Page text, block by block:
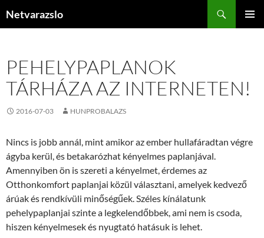
Netvarazslo
PEHELYPAPLANOK
TÁRHÁZA AZ INTERNETEN!
2016-07-03 HUNPROBALAZS
Nincs is jobb annál, mint amikor az ember hullafáradtan végre
ágyba kerül, és betakarózhat kényelmes paplanjával.
Amennyiben ön is szereti a kényelmet, érdemes az
Otthonkomfort paplanjai közül választani, amelyek kedvező
árúak és rendkívüli minőségűek. Széles kínálatunk
pehelypaplanjai szinte a legkelendőbbek, ami nem is csoda,
hiszen kényelmesek és nyugtató hatásuk is lehet.